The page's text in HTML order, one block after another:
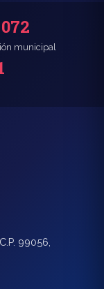
072
municipal
99056,